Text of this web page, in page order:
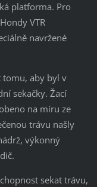
platforma. Pro
VTR
navržené
tomu, aby byl v
sekačky. Žací
na míru ze
trávu našly
výkonný
sekat trávu,